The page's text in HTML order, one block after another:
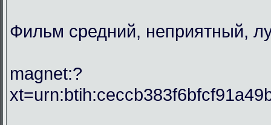
Фильм средний, неприятный,
magnet:?